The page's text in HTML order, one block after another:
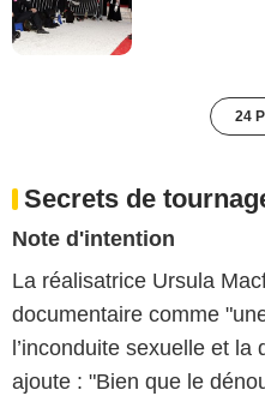
24
Secrets de
Note d'intention
La réalisatrice Ursula
documentaire comme
l’inconduite sexuelle et
ajoute : "Bien que le